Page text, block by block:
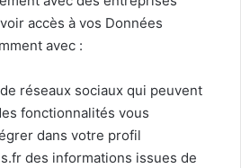
accès à vos Données
avec :
réseaux sociaux qui peuvent
fonctionnalités vous
dans votre profil
des informations issues de